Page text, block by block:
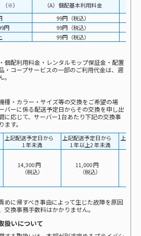
※） （A）個配基本利用料金
99円（税込）
円
99円（税込）
99円（税込）
配利用料金・レンタルモップ保証金・配置
・コープサービスの一部のご利用代金は、週
種・カラー・サイズ等の交換をご希望の場
バーに係る配送予定日からその交換を申し出
に応じて、サーバー1台あたり下記の交換事
す。
上記配送予定日から
1 年未満
上記配送予定日から
1 年以上2 年未満
上記配
14,300 円
（税込）
11,000 円
（税込）
めに帰すべき事由によって生じた故障を原因
交換事務手数料はかかりません。
扱いについて